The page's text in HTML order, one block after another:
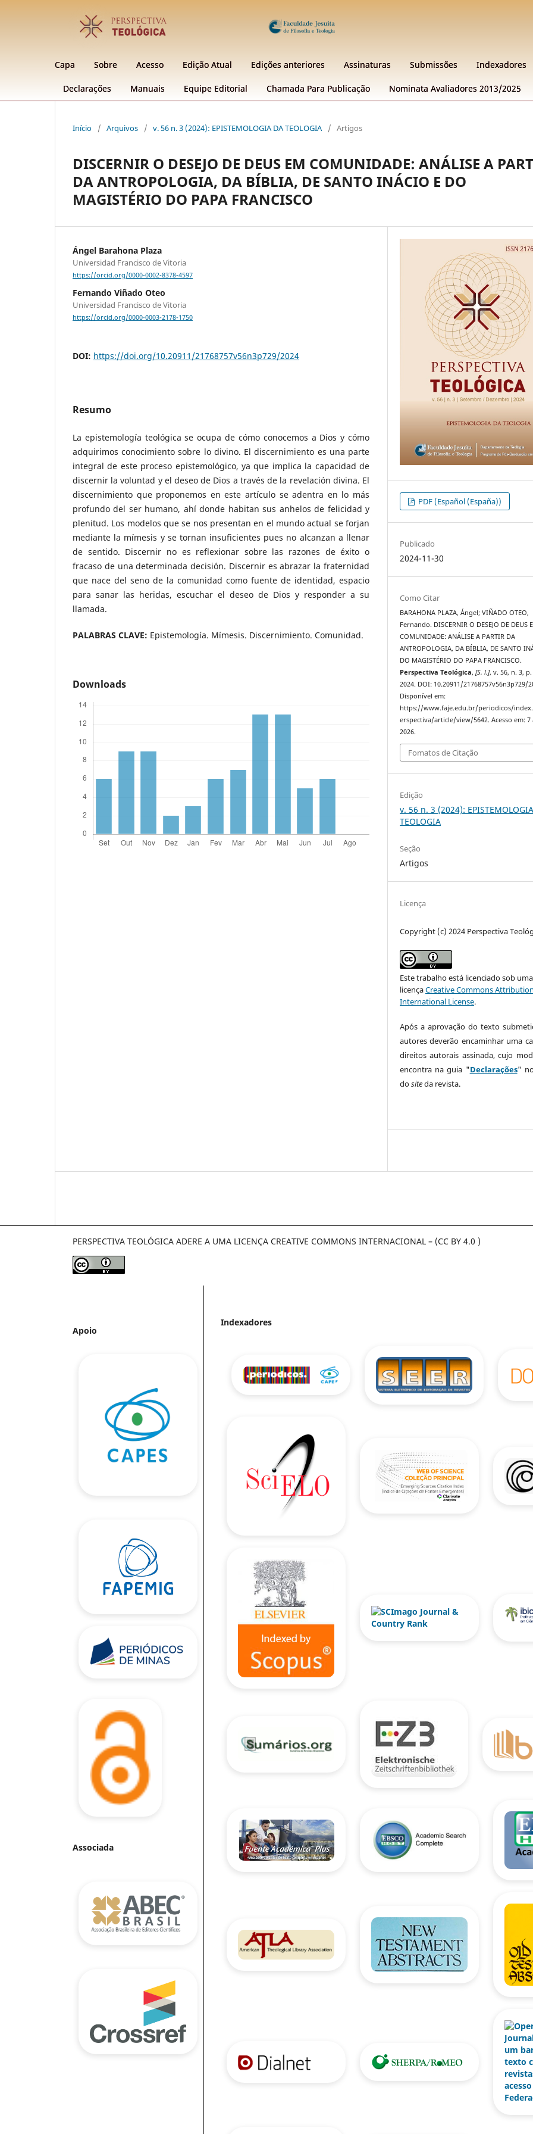
Capa Sobre Acesso Edição Atual Edições anteriores Assinaturas Submissões Indexadores
Declarações Manuais Equipe Editorial Chamada Para Publicação Nominata Avaliadores 2013/2025
Início / Arquivos / v. 56 n. 3 (2024): EPISTEMOLOGIA DA TEOLOGIA / Artigos
DISCERNIR O DESEJO DE DEUS EM COMUNIDADE: ANÁLISE A
DA ANTROPOLOGIA, DA BÍBLIA, DE SANTO INÁCIO E DO
MAGISTÉRIO DO PAPA FRANCISCO
Ángel Barahona Plaza
Universidad Francisco de Vitoria
https://orcid.org/0000-0002-8378-4597
Fernando Viñado Oteo
Universidad Francisco de Vitoria
https://orcid.org/0000-0003-2178-1750
DOI: https://doi.org/10.20911/21768757v56n3p729/2024
Resumo
La epistemología teológica se ocupa de cómo conocemos a Dios y cómo
adquirimos conocimiento sobre lo divino. El discernimiento es una parte
integral de este proceso epistemológico, ya que implica la capacidad de
discernir la voluntad y el deseo de Dios a través de la revelación divina. El
discernimiento que proponemos en este artículo se adentra en lo más
profundo del ser humano, ahí donde habitan sus anhelos de felicidad y
plenitud. Los modelos que se nos presentan en el mundo actual se forjan
mediante la mímesis y se tornan insuficientes pues no alcanzan a llenar
de sentido. Discernir no es reflexionar sobre las razones de éxito o
fracaso de una determinada decisión. Discernir es abrazar la fraternidad
que nace del seno de la comunidad como fuente de identidad, espacio
para sanar las heridas, escuchar el deseo de Dios y responder a su
llamada.
PALABRAS CLAVE: Epistemología. Mímesis. Discernimiento. Comunidad.
Downloads
PDF (Español (España))
Publicado
2024-11-30
Como Citar
BARAHONA PLAZA, Ángel; VIÑADO OTEO,
Fernando. DISCERNIR O DESEJO DE DEUS
COMUNIDADE: ANÁLISE A PARTIR DA
ANTROPOLOGIA, DA BÍBLIA, DE SANTO
DO MAGISTÉRIO DO PAPA FRANCISCO.
Perspectiva Teológica,[S. l.], v. 56, n. 3, p.
2024. DOI: 10.20911/21768757v56n3p729/
Disponível em:
https://www.faje.edu.br/periodicos/
erspectiva/article/view/5642. Acesso em: 7
2026.
Fomatos de Citação
Edição
v. 56 n. 3 (2024):
TEOLOGIA
Seção
Artigos
Licença
Copyright (c) 2024 Perspectiva
Este trabalho está licenciado sob uma
licençaCreative Commons
International License.
Após a aprovação do texto
autores deverão encaminhar uma
direitos autorais assinada, cujo
encontra na guia "Declarações"
dositeda revista.
PERSPECTIVA TEOLÓGICA ADERE A UMA LICENÇA CREATIVE COMMONS INTERNACIONAL – (CC BY 4.0 )
Apoio
Associada
Indexadores